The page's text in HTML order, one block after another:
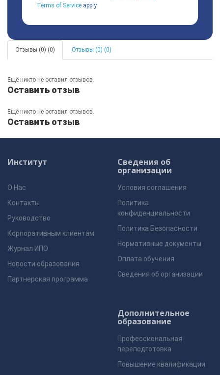
Terms of Service apply.
Отзывы (0) (0) Отзывы (0) (0)
Ещё никто не оставил отзывов.
Оставить отзыв
Ещё никто не оставил отзывов.
Оставить отзыв
Институт
О Нас
Контакты
Руководство
Корпоративным клиентам
Журнал ИПО
Новости образования
Партнерская программа
Сведения об
организации
Условия соглашения
Политика
конфиденциальности
Политика Безопасности
Нормативные документы
Оплата обучения
Сведения об организации
Дополнительное
образование
Профессиональная
переподготовка
Повышение квалификации